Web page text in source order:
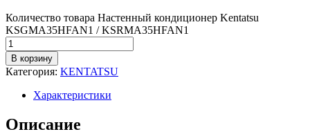
Количество товара Настенный кондиционер Kentatsu
KSGMA35HFAN1 / KSRMA35HFAN1
В корзину
Категория: KENTATSU
Характеристики
Описание